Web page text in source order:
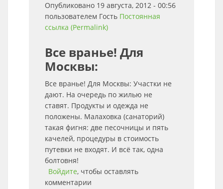
Опубликовано 19 августа, 2012 - 00:56
пользователем Гость Постоянная
ссылка (Permalink)
Все вранье! Для
Москвы:
Все вранье! Для Москвы: Участки не
дают. На очередь по жилью не
ставят. Продукты и одежда не
положены. Малаховка (санаторий)
такая фигня: две песочницы и пять
качелей, процедуры в стоимость
путевки не входят. И всё так, одна
болтовня!
Войдите, чтобы оставлять
комментарии